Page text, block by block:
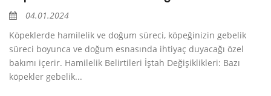
04.01.2024
Köpeklerde hamilelik ve doğum süreci, köpeğinizin gebelik
süreci boyunca ve doğum esnasında ihtiyaç duyacağı özel
bakımı içerir. Hamilelik Belirtileri İştah Değişiklikleri: Bazı
köpekler gebelik...